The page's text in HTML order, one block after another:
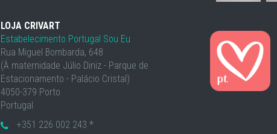
LOJA CRIVART
Estabelecimento Portugal Sou Eu
Rua Miguel Bombarda, 648
(À maternidade Júlio Diniz - Parque de
Estacionamento - Palácio Cristal)
4050-379 Porto
Portugal
+351 226 002 243 *